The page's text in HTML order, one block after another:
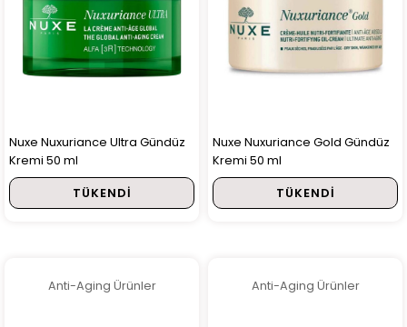
Nuxe Nuxuriance Ultra Gündüz
Kremi 50 ml
TÜKENDI
Nuxe Nuxuriance Gold Gündüz
Kremi 50 ml
TÜKENDI
Anti-Aging Ürünler Anti-Aging Ürünler